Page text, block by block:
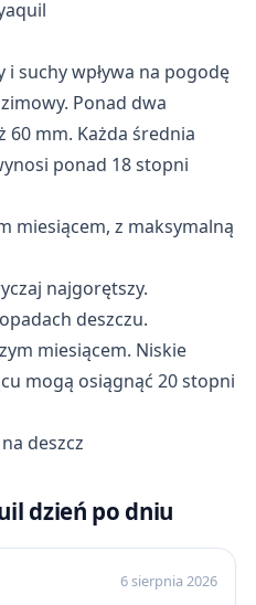
suchy wpływa na pogodę
Ponad dwa
60 mm. Każda średnia
ponad 18 stopni
miesiącem, z maksymalną
najgorętszy.
deszczu.
miesiącem. Niskie
mogą osiągnąć 20 stopni
deszcz
dzień po dniu
6 sierpnia 2026